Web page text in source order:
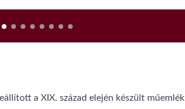
a XIX. század elején készült műemlék